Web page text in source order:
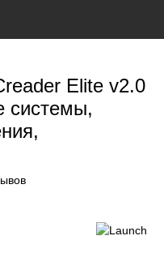
Elite v2.0
системы,